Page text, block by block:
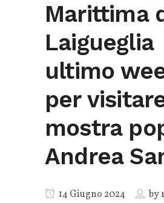
Marittima
Laigueglia
ultimo
per
mostra
Andrea
14 Giugno 2024 by